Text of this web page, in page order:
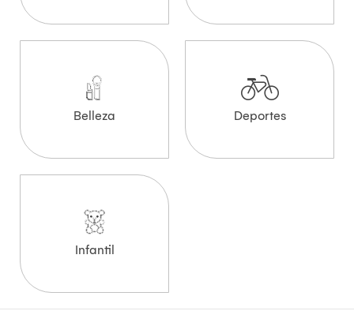
Belleza Deportes
Infantil